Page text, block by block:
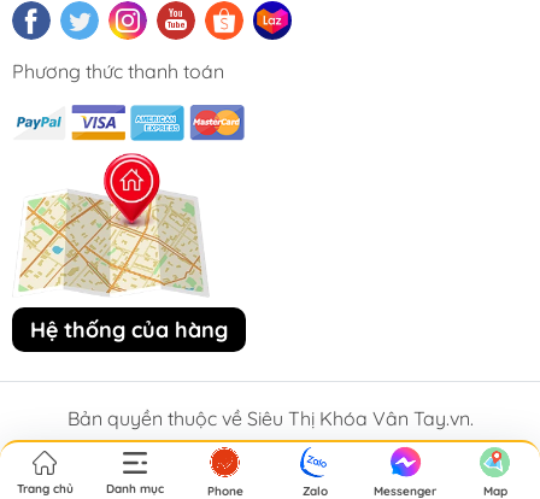
Phương thức thanh toán
Hệ thống của hàng
Bản quyền thuộc về Siêu Thị Khóa Vân Tay.vn.
Trang chủ Danh mục Phone Zalo Messenger Map